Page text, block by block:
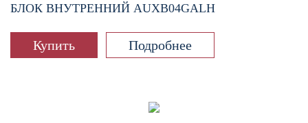
БЛОК ВНУТРЕННИЙ AUXB04GALH
Купить Подробнее